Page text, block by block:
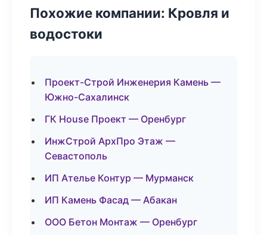
Похожие компании: Кровля и
водостоки
Проект-Строй Инженерия Камень —
Южно-Сахалинск
ГК House Проект — Оренбург
ИнжСтрой АрхПро Этаж —
Севастополь
ИП Ателье Контур — Мурманск
ИП Камень Фасад — Абакан
ООО Бетон Монтаж — Оренбург